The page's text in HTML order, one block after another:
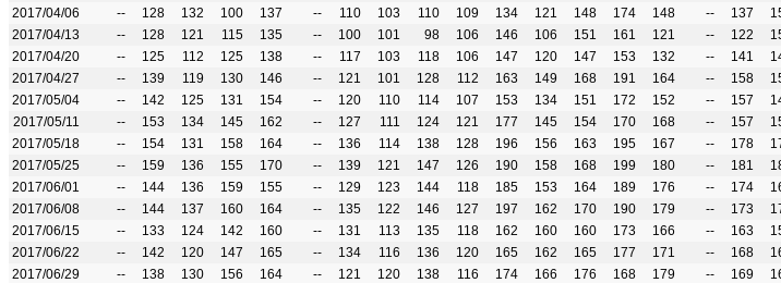
2017/04/06
-- 128 132 100 137 -- 110 103 110 109 134 121 148 174 148 -- 137
2017/04/13
-- 128 121 115 135 -- 100 101 98 106 146 106 151 161 121 -- 122
2017/04/20
-- 125 112 125 138 -- 117 103 118 106 147 120 147 153 132 -- 141
2017/04/27
-- 139 119 130 146 -- 121 101 128 112 163 149 168 191 164 -- 158
2017/05/04
-- 142 125 131 154 -- 120 110 114 107 153 134 151 172 152 -- 157
2017/05/11
-- 153 134 145 162 -- 127 111 124 121 177 145 154 170 168 -- 157
2017/05/18
-- 154 131 158 164 -- 136 114 138 128 196 156 163 195 167 -- 178
2017/05/25
-- 159 136 155 170 -- 139 121 147 126 190 158 168 199 180 -- 181
2017/06/01
-- 144 136 159 155 -- 129 123 144 118 185 153 164 189 176 -- 174
2017/06/08
-- 144 137 160 164 -- 135 122 146 127 197 162 170 190 179 -- 173
2017/06/15
-- 133 124 142 160 -- 131 113 135 118 162 160 160 173 166 -- 163
2017/06/22
-- 142 120 147 165 -- 134 116 136 120 165 162 165 177 171 -- 168
2017/06/29
-- 138 130 156 164 -- 121 120 138 116 174 166 176 168 179 -- 169